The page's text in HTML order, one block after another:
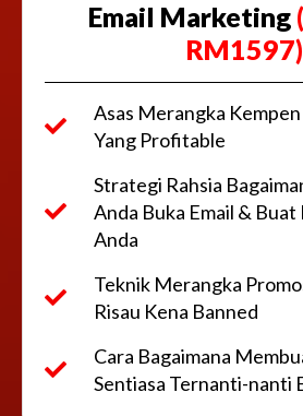
Email Marketing
RM1597)
Asas Merangka
Yang Profitable
Strategi Rahsia
Anda Buka Email &
Anda
Teknik Merangka
Risau Kena Banned
Cara Bagaimana
Sentiasa Ternanti-nanti